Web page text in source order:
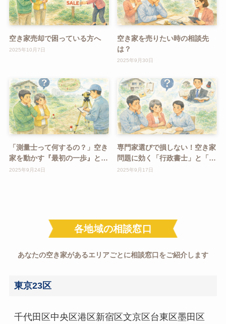
空き家売却で困っている方へ
2025年10月7日
空き家を売りたい時の相談先
は？
2025年9月30日
「測量士って何するの？」空き
家を動かす『最初の一歩』と
は？
2025年9月24日
専門家選びで損しない！空き家
問題に効く「行政書士」と「司
法書士」の違いとは？
2025年9月17日
各地域の相談窓口
あなたの空き家があるエリアごとに相談窓口をご紹介します
東京23区
千代田区中央区港区新宿区文京区台東区墨田区